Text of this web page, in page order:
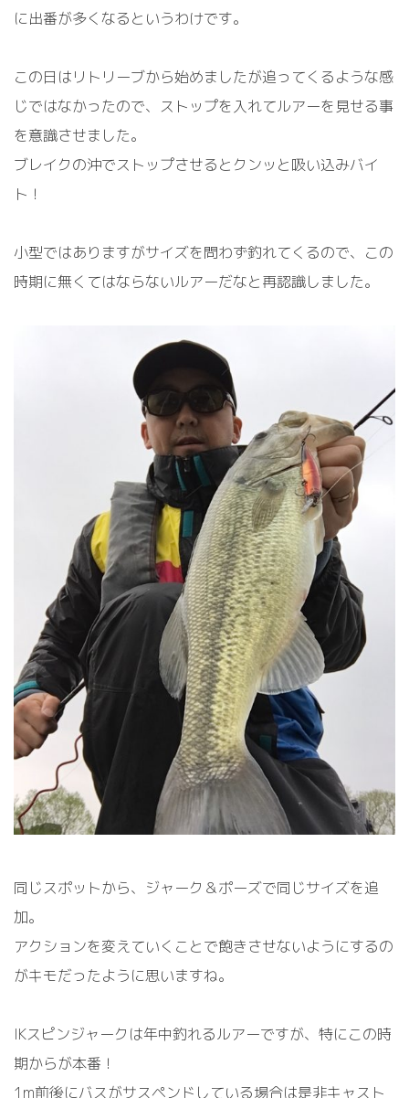
に出番が多くなるというわけです。
この日はリトリーブから始めましたが追ってくるような感
じではなかったので、ストップを入れてルアーを見せる事
を意識させました。
ブレイクの沖でストップさせるとクンッと吸い込みバイ
ト！
小型ではありますがサイズを問わず釣れてくるので、この
時期に無くてはならないルアーだなと再認識しました。
同じスポットから、ジャーク＆ポーズで同じサイズを追
加。
アクションを変えていくことで飽きさせないようにするの
がキモだったように思いますね。
IKスピンジャークは年中釣れるルアーですが、特にこの時
期からが本番！
1m前後にバスがサスペンドしている場合は是非キャスト